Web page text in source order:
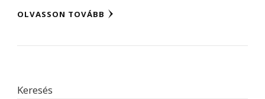
OLVASSON TOVÁBB
Keresés